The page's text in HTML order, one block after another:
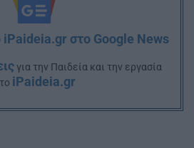
iPaideia.gr στο Google News
για την Παιδεία και την εργασία
iPaideia.gr